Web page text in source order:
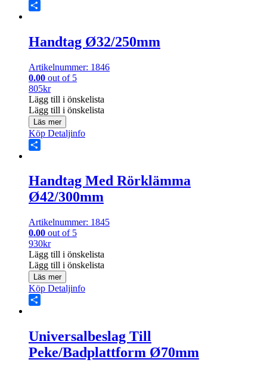
Handtag Ø32/250mm
Artikelnummer: 1846
0.00 out of 5
805kr
Lägg till i önskelista
Lägg till i önskelista
Läs mer
Köp Detaljinfo
Handtag Med Rörklämma
Ø42/300mm
Artikelnummer: 1845
0.00 out of 5
930kr
Lägg till i önskelista
Lägg till i önskelista
Läs mer
Köp Detaljinfo
Universalbeslag Till
Peke/Badplattform Ø70mm